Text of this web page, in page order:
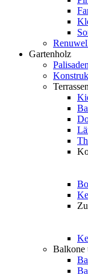
Gartenholz
Balkone